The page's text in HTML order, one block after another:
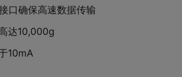
口确保高速数据传输
达10,000g
10mA